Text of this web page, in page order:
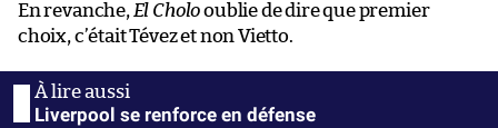
En revanche,El Cholooublie de dire que premier
choix, c’était Tévez et non Vietto.
Liverpool se renforce en défense